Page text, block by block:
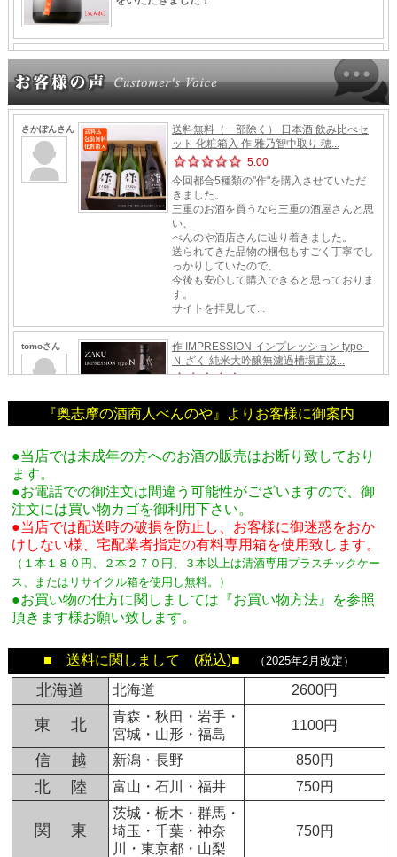
『奥志摩の酒商人べんのや』よりお客様に御案内
●当店では未成年の方へのお酒の販売はお断り致しており
ます。
●お電話での御注文は間違う可能性がございますので、御
注文には買い物カゴを御利用下さい。
●当店では配送時の破損を防止し、お客様に御迷惑をおか
けしない様、宅配業者指定の有料専用箱を使用致します。
（１本１８０円、２本２７０円、３本以上は清酒専用プラスチックケー
ス、またはリサイクル箱を使用し無料。
）
●お買い物の仕方に関しましては『お買い物方法』を参照
頂きます様お願い致します。
■ 送料に関しまして (税込)■ （2025年2月改定）
北海道 北海道 2600円
東 北
青森・秋田・岩手・
宮城・山形・福島
1100円
信 越 新潟・長野 850円
北 陸 富山・石川・福井 750円
関 東
茨城・栃木・群馬・
埼玉・千葉・神奈
川・東京都・山梨
750円